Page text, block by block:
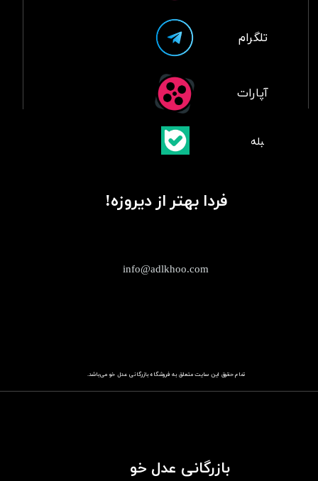
تمام حقوق این سایت متعلق به فروشگاهباز​​​​​​​رگانی عدل خو می‌باشد.
info@adlkhoo.com
بازرگانی عدل خو
فردا بهتر از دیروزه!
آپارات
تلگرام
​بلبله​​​​​​​بله